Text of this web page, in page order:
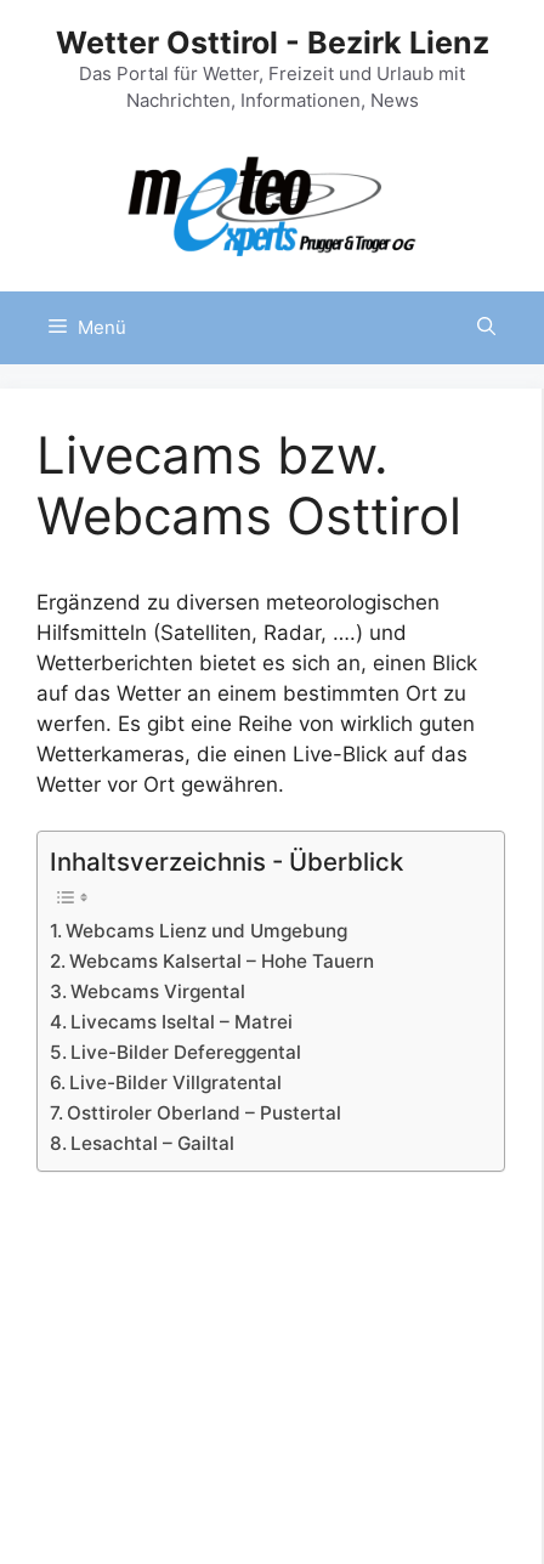
springen
Wetter Osttirol - Bezirk Lienz
Das Portal für Wetter, Freizeit und Urlaub mit
Nachrichten, Informationen, News
Menü
Livecams bzw.
Webcams Osttirol
Ergänzend zu diversen meteorologischen
Hilfsmitteln (Satelliten, Radar, ….) und
Wetterberichten bietet es sich an, einen Blick
auf das Wetter an einem bestimmten Ort zu
werfen. Es gibt eine Reihe von wirklich guten
Wetterkameras, die einen Live-Blick auf das
Wetter vor Ort gewähren.
Inhaltsverzeichnis - Überblick
Webcams Lienz und Umgebung
Webcams Kalsertal – Hohe Tauern
Webcams Virgental
Livecams Iseltal – Matrei
Live-Bilder Defereggental
Live-Bilder Villgratental
Osttiroler Oberland – Pustertal
Lesachtal – Gailtal